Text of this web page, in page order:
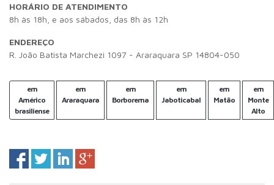
HORÁRIO DE ATENDIMENTO
8h às 18h, e aos sábados, das 8h às 12h
ENDEREÇO
R. João Batista Marchezi 1097 - Araraquara SP 14804-050
em
Américo
brasiliense
em
Araraquara
em
Borborema
em
Jaboticabal
em
Matão
em
Monte
Alto